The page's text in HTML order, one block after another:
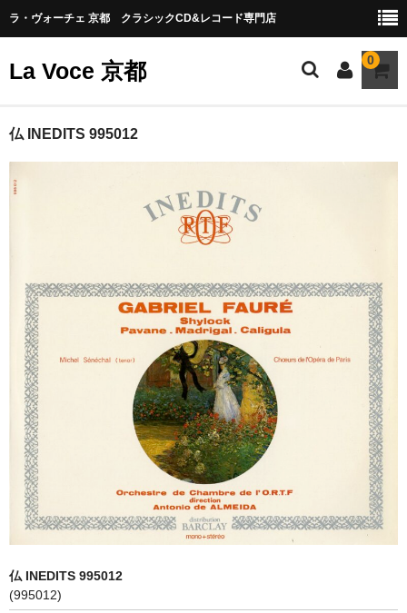
ラ・ヴォーチェ 京都 クラシックCD&レコード専門店
La Voce 京都 0
CATALOG LP
室内楽曲
器楽曲
声楽曲
古楽曲
PICK UP
仏 INEDITS 995012
仏 INEDITS 995012
(995012)